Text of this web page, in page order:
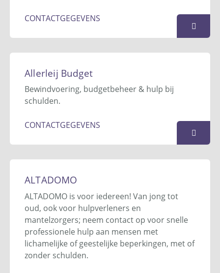
KAART
CONTACTGEGEVENS
Inkomensbeheer
Postbus 4093
7200 BB Zutphen
info@aksabeheer.nl
KAART
Allerleij Budget
Bewindvoering, budgetbeheer & hulp bij
schulden.
CONTACTGEGEVENS
Postbus 93
026-711 00 98
info@allerleijbudget.nl
Website
KAART
ALTADOMO
ALTADOMO is voor iedereen! Van jong tot
oud, ook voor hulpverleners en
mantelzorgers; neem contact op voor snelle
professionele hulp aan mensen met
lichamelijke of geestelijke beperkingen, met of
zonder schulden.